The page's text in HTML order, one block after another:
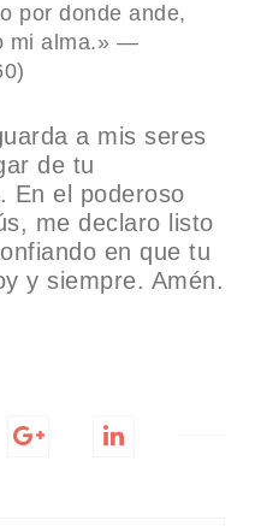
por donde ande,
mi alma.» —
a mis seres
de tu
En el poderoso
me declaro listo
en que tu
y siempre. Amén.